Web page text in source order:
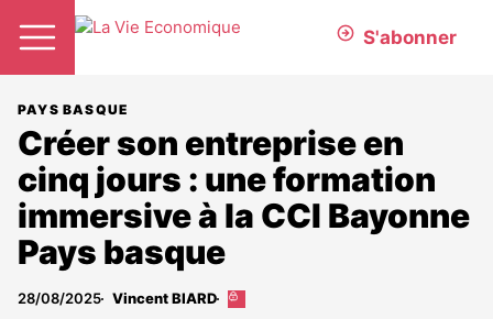
S'abonner
PAYS BASQUE
Créer son entreprise en
cinq jours : une formation
immersive à la CCI Bayonne
Pays basque
28/08/2025 Vincent BIARD
Cet